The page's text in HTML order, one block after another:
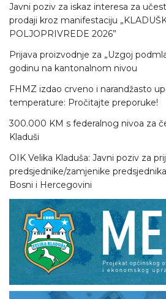
Javni poziv za iskaz interesa za
prodaji kroz manifestaciju
POLJOPRIVREDE 2026”
Prijava proizvodnje za „Uzgoj
godinu na kantonalnom nivou
FHMZ izdao crveno i narandžasto
temperature: Pročitajte preporuke!
300.000 KM s federalnog nivoa za
Kladuši
OIK Velika Kladuša: Javni poziv za
predsjednike/zamjenike
Bosni i Hercegovini